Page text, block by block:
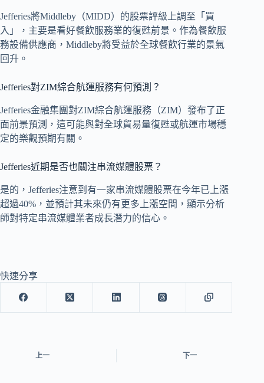
Jefferies將Middleby（MIDD）的股票評級上調至「買
入」，主要是看好餐飲服務業的復甦前景。作為餐飲服
務設備供應商，Middleby將受益於全球餐飲行業的景氣
回升。
Jefferies對ZIM綜合航運服務有何預測？
Jefferies金融集團對ZIM綜合航運服務（ZIM）發布了正
面前景預測，這可能與對全球貿易量復甦或航運市場穩
定的樂觀預期有關。
Jefferies近期是否也關注串流媒體股票？
是的，Jefferies注意到有一家串流媒體股票在今年已上漲
超過40%，並預計其未來仍有更多上漲空間，顯示分析
師對特定串流媒體業者成長潛力的信心。
快速分享
上一 下一